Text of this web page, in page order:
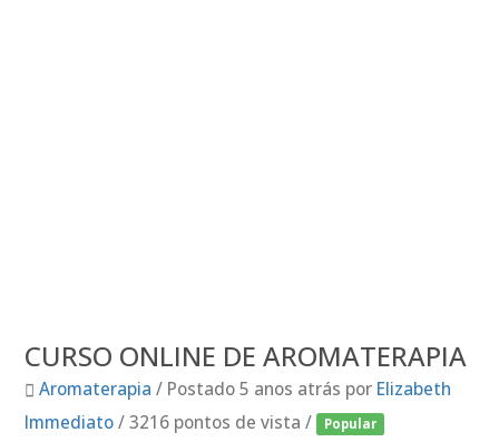
CURSO ONLINE DE AROMATERAPIA
Aromaterapia / Postado 5 anos atrás por Elizabeth
Immediato / 3216 pontos de vista / Popular